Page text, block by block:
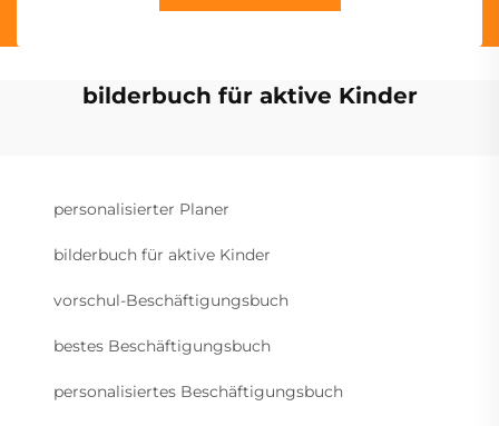
bilderbuch für aktive Kinder
personalisierter Planer
bilderbuch für aktive Kinder
vorschul-Beschäftigungsbuch
bestes Beschäftigungsbuch
personalisiertes Beschäftigungsbuch